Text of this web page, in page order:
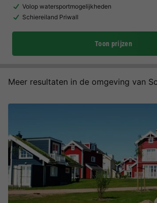
Volop watersportmogelijkheden
Schiereiland Priwall
Toon prijzen
Meer resultaten in de omgeving van